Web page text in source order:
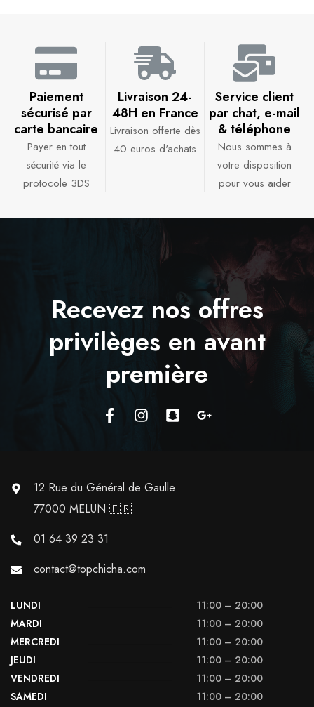
Paiement
sécurisé par
carte bancaire​
Payer en tout
sécurité via le
protocole 3DS
Livraison 24-
48H en France​
Livraison offerte dès
40 euros d'achats​
Service client
par chat, e-mail
& téléphone​
Nous sommes à
votre disposition
pour vous aider​
Recevez nos offres
privilèges en avant
première
12 Rue du Général de Gaulle
77000 MELUN 🇫🇷
01 64 39 23 31
contact@topchicha.com
LUNDI
11:00 – 20:00
MARDI
11:00 – 20:00
MERCREDI
11:00 – 20:00
JEUDI
11:00 – 20:00
VENDREDI
11:00 – 20:00
SAMEDI
11:00 – 20:00